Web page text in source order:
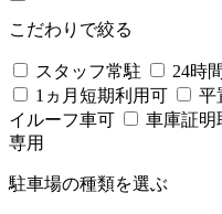
こだわりで絞る
スタッフ常駐 24時
1ヵ月短期利用可
平
イルーフ車可
車庫証明
専用
駐車場の種類を選ぶ